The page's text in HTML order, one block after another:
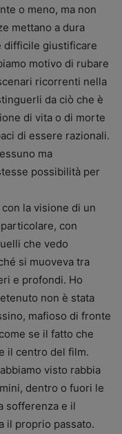
o meno, ma non
mettano a dura
difficile giustificare
motivo di rubare
ricorrenti nella
da ciò che è
di vita o di morte
di essere razionali.
ma
possibilità per
la visione di un
con
che vedo
si muoveva tra
e profondi. Ho
non è stata
mafioso di fronte
se il fatto che
il centro del film.
visto rabbia
dentro o fuori le
sofferenza e il
il proprio passato.